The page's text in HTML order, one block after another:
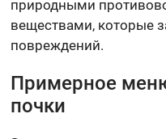
природными
веществами, которые
повреждений.
Примерное
почки